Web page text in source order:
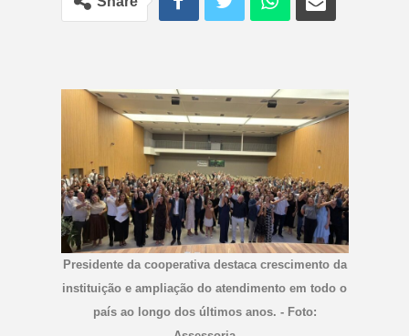
Presidente da cooperativa destaca crescimento da
instituição e ampliação do atendimento em todo o
país ao longo dos últimos anos. - Foto: